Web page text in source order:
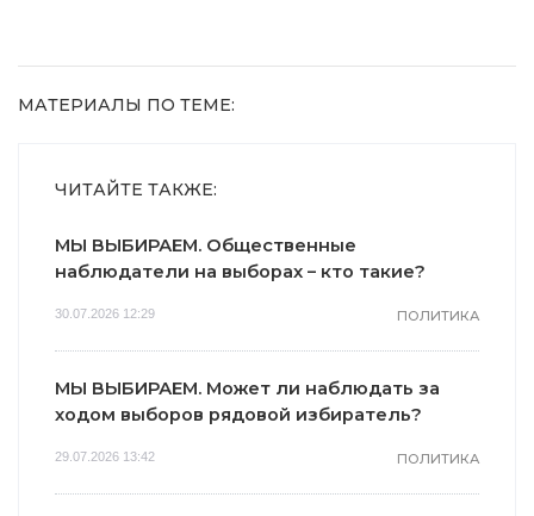
МАТЕРИАЛЫ ПО ТЕМЕ:
ЧИТАЙТЕ ТАКЖЕ:
МЫ ВЫБИРАЕМ. Общественные
наблюдатели на выборах – кто такие?
30.07.2026 12:29 ПОЛИТИКА
МЫ ВЫБИРАЕМ. Может ли наблюдать за
ходом выборов рядовой избиратель?
29.07.2026 13:42 ПОЛИТИКА